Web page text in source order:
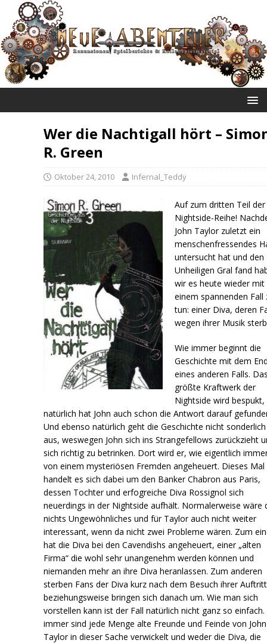
Wer die Nachtigall hört –
R. Green
Oktober 24, 2010 Infernal_Teddy
Auf zum dritten Teil der
Nightside-Reihe!
John Taylor zuletzt ein
menschenfressendes
untersucht hat und den
Unheiligen Gral fand
wir es heute wieder mit
einem spannenden Fall
tun: einer Diva, deren
wegen ihrer Musik
Wie immer beginnt die
Geschichte mit dem
eines anderen Falls.
größte Kraftwerk der
Nightside wird bespukt,
natürlich hat John auch schon die Antwort darauf
Und ebenso natürlich geht die Geschichte nicht
aus, weswegen John sich ins Strangefellows zurückzieht
sich richtig zu betrinken. Dort wird er, wie eigentlich
von einem mysteriösen Fremden angeheuert. Dieses Mal
handelt es sich dabei um den Banker Chabron aus Paris,
dessen Tochter und erfogreiche Diva Rossignol sich
neuerdings in der Nightside aufhält. Normalerweise wäre
nichts Ungewöhnliches und für Taylor auch nicht weiter
interessant, wenn da nicht zwei Probleme wären. Zum
hat die Diva bei den Cavendishs angeheuert, einer „alten
Firma“ die wohl sehr unangenehm werden können und
niemanden mehr an ihre Diva heranlassen. Zum anderen
sterben Fans der Diva kurz nach dem Besuch ihrer
beziehungsweise bringen sich danach um. Wie man sich
vorstellen kann ist der Fall natürlich nicht ganz so einfach.
immer sind jede Menge alte Freunde und Feinde von John
Taylor in dieser Sache verwickelt und weder die Diva, die